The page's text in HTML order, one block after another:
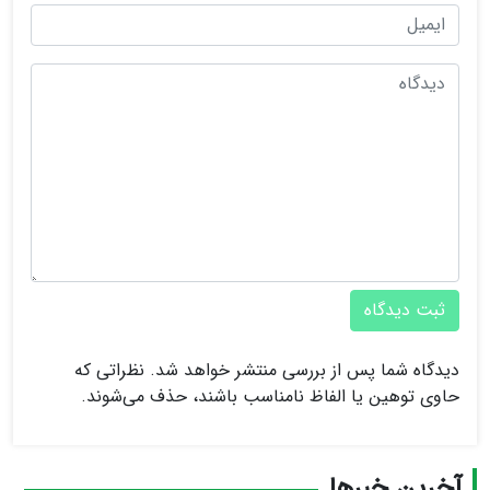
ثبت دیدگاه
دیدگاه شما پس از بررسی منتشر خواهد شد. نظراتی که
حاوی توهین یا الفاظ نامناسب باشند، حذف می‌شوند.